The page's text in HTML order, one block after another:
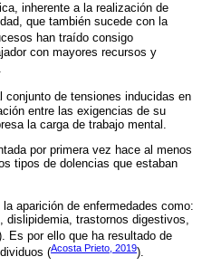
inherente a la realización de
que también sucede con la
han traído consigo
con mayores recursos y
conjunto de tensiones inducidas en
entre las exigencias de su
la carga de trabajo mental.
por primera vez hace al menos
tipos de dolencias que estaban
aparición de enfermedades como:
trastornos digestivos,
Es por ello que ha resultado de
(Acosta Prieto, 2019).